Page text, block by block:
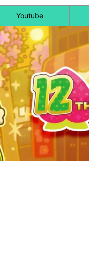
Youtube